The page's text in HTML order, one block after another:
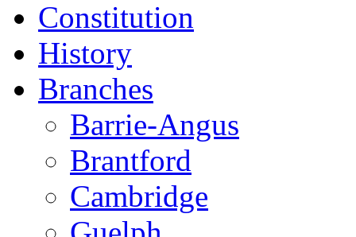
Constitution
History
Branches
Barrie-Angus
Brantford
Cambridge